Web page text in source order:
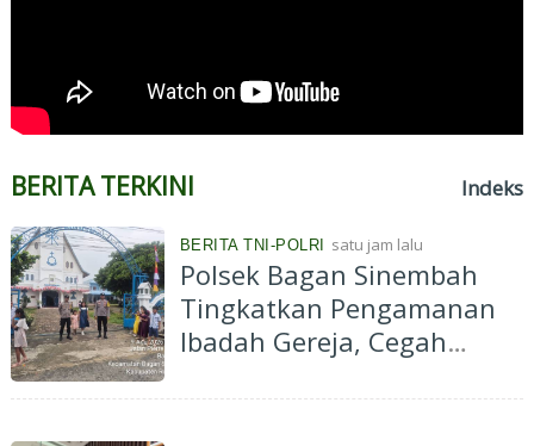
BERITA TERKINI Indeks
BERITA TNI-POLRI satu jam lalu
Polsek Bagan Sinembah
Tingkatkan Pengamanan
Ibadah Gereja, Cegah